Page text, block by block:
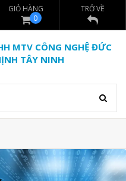
GIỎ HÀNG
0
TRỞ VỀ
MTV CÔNG NGHỆ ĐỨC
TÂY NINH